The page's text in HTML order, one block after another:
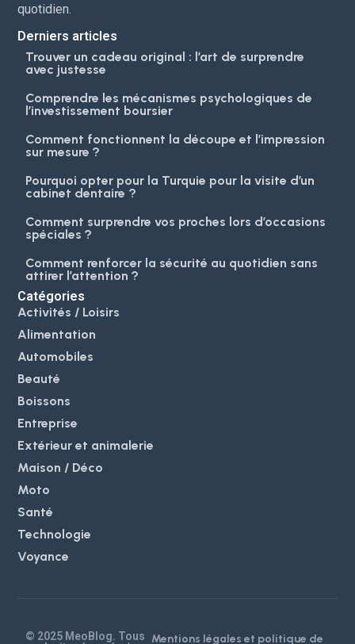
quotidien.
Derniers articles
Trouver un cadeau original : l’art de surprendre
avec justesse
Comprendre les mécanismes psychologiques de
l’investissement boursier
Comment fonctionnent la découpe et l’impression
sur mesure ?
Pourquoi opter pour la Turquie pour la visite d’un
cabinet dentaire ?
Comment surprendre vos proches lors d’occasions
spéciales ?
Comment renforcer la sécurité au quotidien sans
attirer l’attention ?
Catégories
Activités / Loisirs
Alimentation
Automobiles
Beauté
Boissons
Entreprise
Extérieur et animalerie
Maison / Déco
Moto
Santé
Technologie
Voyance
© 2025 MeoBlog. Tous
Mentions légales et politique de